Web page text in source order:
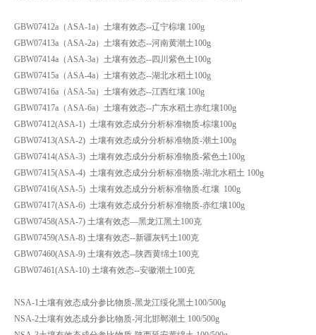
GBW07412a（ASA-1a）土壤有效态--辽宁棕壤 100g
GBW07413a（ASA-2a）土壤有效态--河南黄潮土100g
GBW07414a（ASA-3a）土壤有效态--四川紫色土100g
GBW07415a（ASA-4a）土壤有效态--湖北水稻土100g
GBW07416a（ASA-5a）土壤有效态--江西红壤 100g
GBW07417a（ASA-6a）土壤有效态--广东水稻土赤红壤100g
GBW07412(ASA-1) 土壤有效态成分分析标准物质-棕壤100g
GBW07413(ASA-2) 土壤有效态成分分析标准物质-潮土100g
GBW07414(ASA-3) 土壤有效态成分分析标准物质-紫色土100g
GBW07415(ASA-4) 土壤有效态成分分析标准物质-湖北水稻土 100g
GBW07416(ASA-5) 土壤有效态成分分析标准物质-红壤 100g
GBW07417(ASA-6) 土壤有效态成分分析标准物质-赤红壤100g
GBW07458(ASA-7) 土壤有效态—黑龙江黑土100克
GBW07459(ASA-8) 土壤有效态--新疆灰钙土100克
GBW07460(ASA-9) 土壤有效态--陕西黄绵土100克
GBW07461(ASA-10) 土壤有效态--安徽潮土100克
NSA-1土壤有效态成分参比物质-黑龙江绥化黑土100/500g
NSA-2土壤有效态成分参比物质-河北邯郸潮土 100/500g